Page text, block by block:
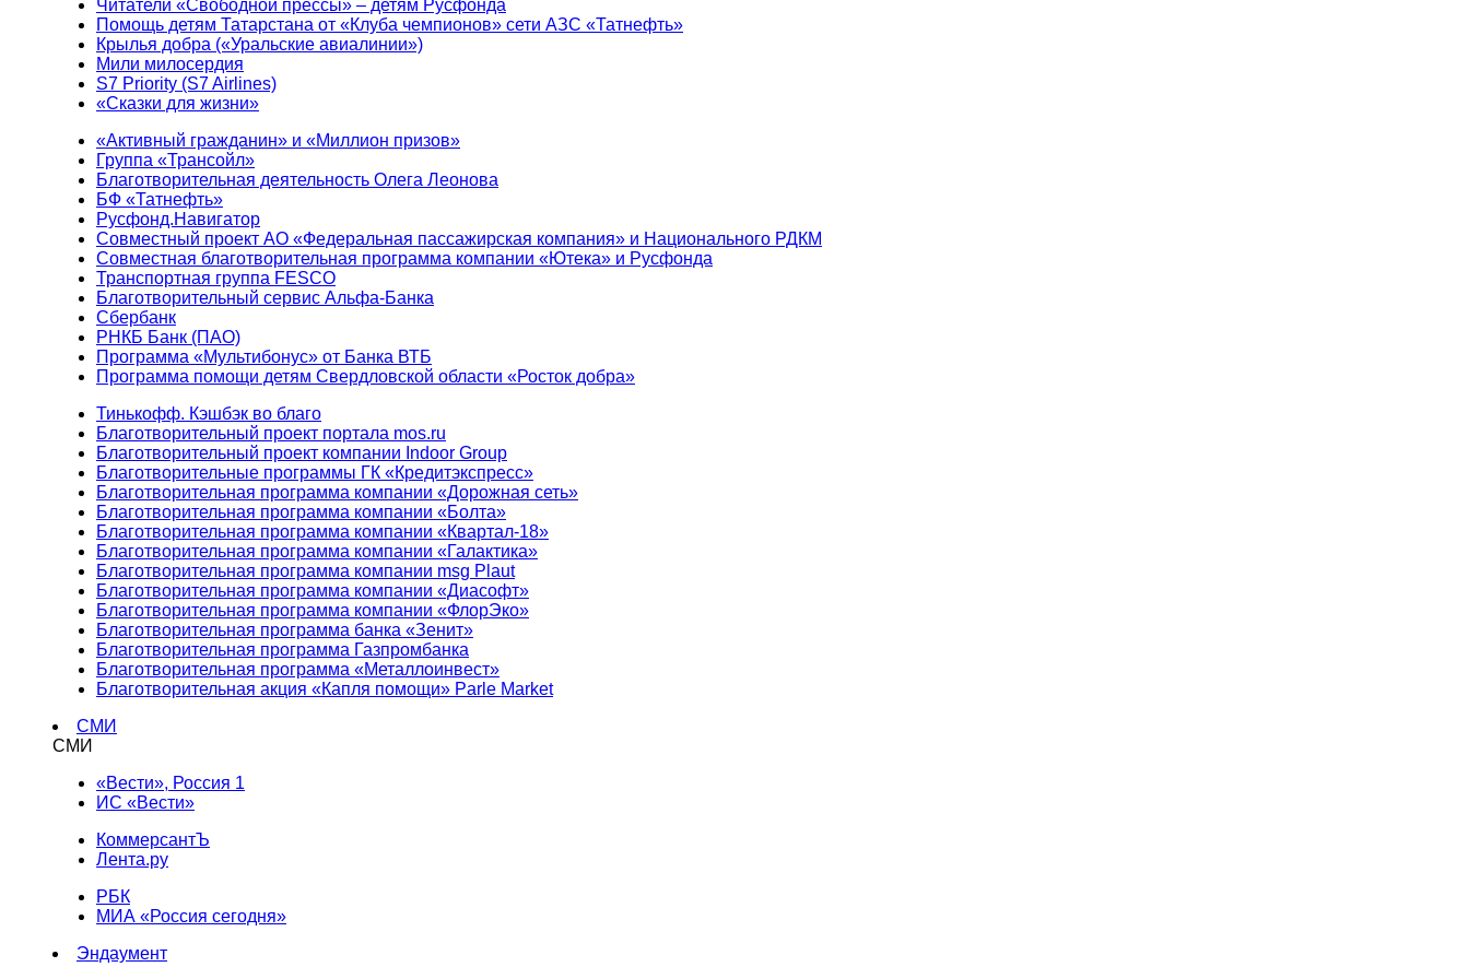
Читатели «Свободной прессы» – детям Русфонда
Помощь детям Татарстана от «Клуба чемпионов» сети АЗС «Татнефть»
Крылья добра («Уральские авиалинии»)
Мили милосердия
S7 Priority (S7 Airlines)
«Сказки для жизни»
«Активный гражданин» и «Миллион призов»
Группа «Трансойл»
Благотворительная деятельность Олега Леонова
БФ «Татнефть»
Русфонд.Навигатор
Совместный проект АО «Федеральная пассажирская компания» и Национального РДКМ
Совместная благотворительная программа компании «Ютека» и Русфонда
Транспортная группа FESCO
Благотворительный сервис Альфа-Банка
Сбербанк
РНКБ Банк (ПАО)
Программа «Мультибонус» от Банка ВТБ
Программа помощи детям Свердловской области «Росток добра»
Тинькофф. Кэшбэк во благо
Благотворительный проект портала mos.ru
Благотворительный проект компании Indoor Group
Благотворительные программы ГК «Кредитэкспресс»
Благотворительная программа компании «Дорожная сеть»
Благотворительная программа компании «Болта»
Благотворительная программа компании «Квартал-18»
Благотворительная программа компании «Галактика»
Благотворительная программа компании msg Plaut
Благотворительная программа компании «Диасофт»
Благотворительная программа компании «ФлорЭко»
Благотворительная программа банка «Зенит»
Благотворительная программа Газпромбанка
Благотворительная программа «Металлоинвест»
Благотворительная акция «Капля помощи» Parle Market
СМИ
СМИ
«Вести», Россия 1
ИС «Вести»
КоммерсантЪ
Лента.ру
РБК
МИА «Россия сегодня»
Эндаумент